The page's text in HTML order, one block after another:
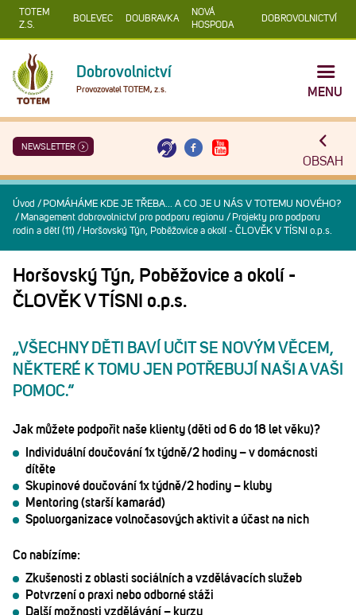
TOTEM
Z.S.
BOLEVEC DOUBRAVKA
NOVÁ
HOSPODA
DOBROVOLNICTVÍ
Provozovatel TOTEM, z.s.
Dobrovolnictví
MENU
NEWSLETTER
OBSAH
Úvod / POMÁHÁME KDE JE TŘEBA... A CO JE U NÁS V TOTEMU NOVÉHO?
/ Management dobrovolnictví pro podporu regionu / Projekty pro podporu
rodin a dětí (11) / Horšovský Týn, Poběžovice a okolí - ČLOVĚK V TÍSNI o.p.s.
Horšovský Týn, Poběžovice a okolí -
ČLOVĚK V TÍSNI o.p.s.
„VŠECHNY DĚTI BAVÍ UČIT SE NOVÝM VĚCEM,
NĚKTERÉ K TOMU JEN POTŘEBUJÍ NAŠI A VAŠI
POMOC.“
Jak můžete podpořit naše klienty (děti od 6 do 18 let věku)?
Individuální doučování 1x týdně/2 hodiny – v domácnosti
dítěte
Skupinové doučování 1x týdně/2 hodiny – kluby
Mentoring (starší kamarád)
Spoluorganizace volnočasových aktivit a účast na nich
Co nabízíme:
Zkušenosti z oblasti sociálních a vzdělávacích služeb
Potvrzení o praxi nebo odborné stáži
Další možnosti vzdělávání – kurzy